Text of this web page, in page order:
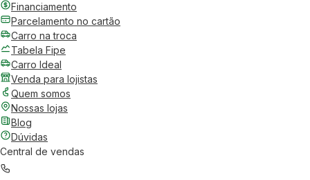
Financiamento
Parcelamento no cartão
Carro na troca
Tabela Fipe
Carro Ideal
Venda para lojistas
Quem somos
Nossas lojas
Blog
Dúvidas
Central de vendas